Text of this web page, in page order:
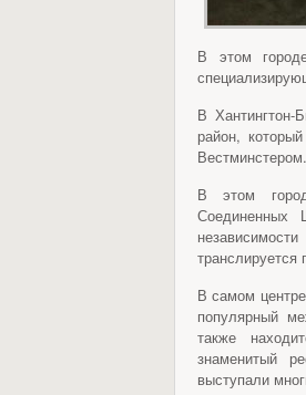
В этом
В
район,
Вестминстером.
В этом
Соединенных
транслируется
В самом
популярный
также
знаменитый
выступали